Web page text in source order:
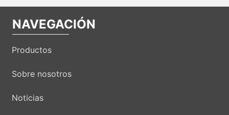
NAVEGACIÓN
Productos
Sobre nosotros
Noticias